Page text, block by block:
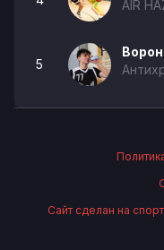
AIR
5
Сайт сделан на